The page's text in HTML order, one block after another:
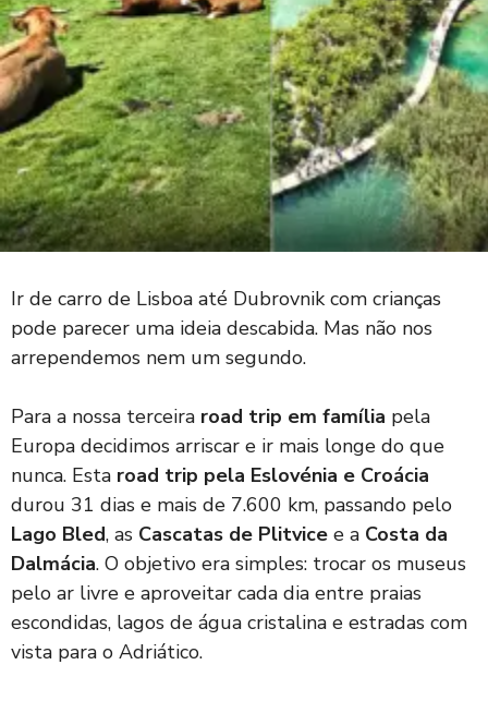
Ir de carro de Lisboa até Dubrovnik com crianças
pode parecer uma ideia descabida. Mas não nos
arrependemos nem um segundo.
Para a nossa terceira road trip em família pela
Europa decidimos arriscar e ir mais longe do que
nunca. Esta road trip pela Eslovénia e Croácia
durou 31 dias e mais de 7.600 km, passando pelo
Lago Bled, as Cascatas de Plitvice e a Costa da
Dalmácia. O objetivo era simples: trocar os museus
pelo ar livre e aproveitar cada dia entre praias
escondidas, lagos de água cristalina e estradas com
vista para o Adriático.